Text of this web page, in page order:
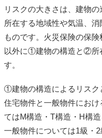
リスクの大きさは、建物
所在する地域性や気温、
ものです。火災保険の保
以外に①建物の構造と②所
す。
①建物の構造によるリスク
住宅物件と一般物件にお
てはM構造・T構造・H構造
一般物件については1級・